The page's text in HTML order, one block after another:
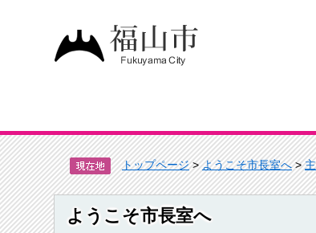
トップページ>ようこそ市長室へ>
ようこそ市長室へ